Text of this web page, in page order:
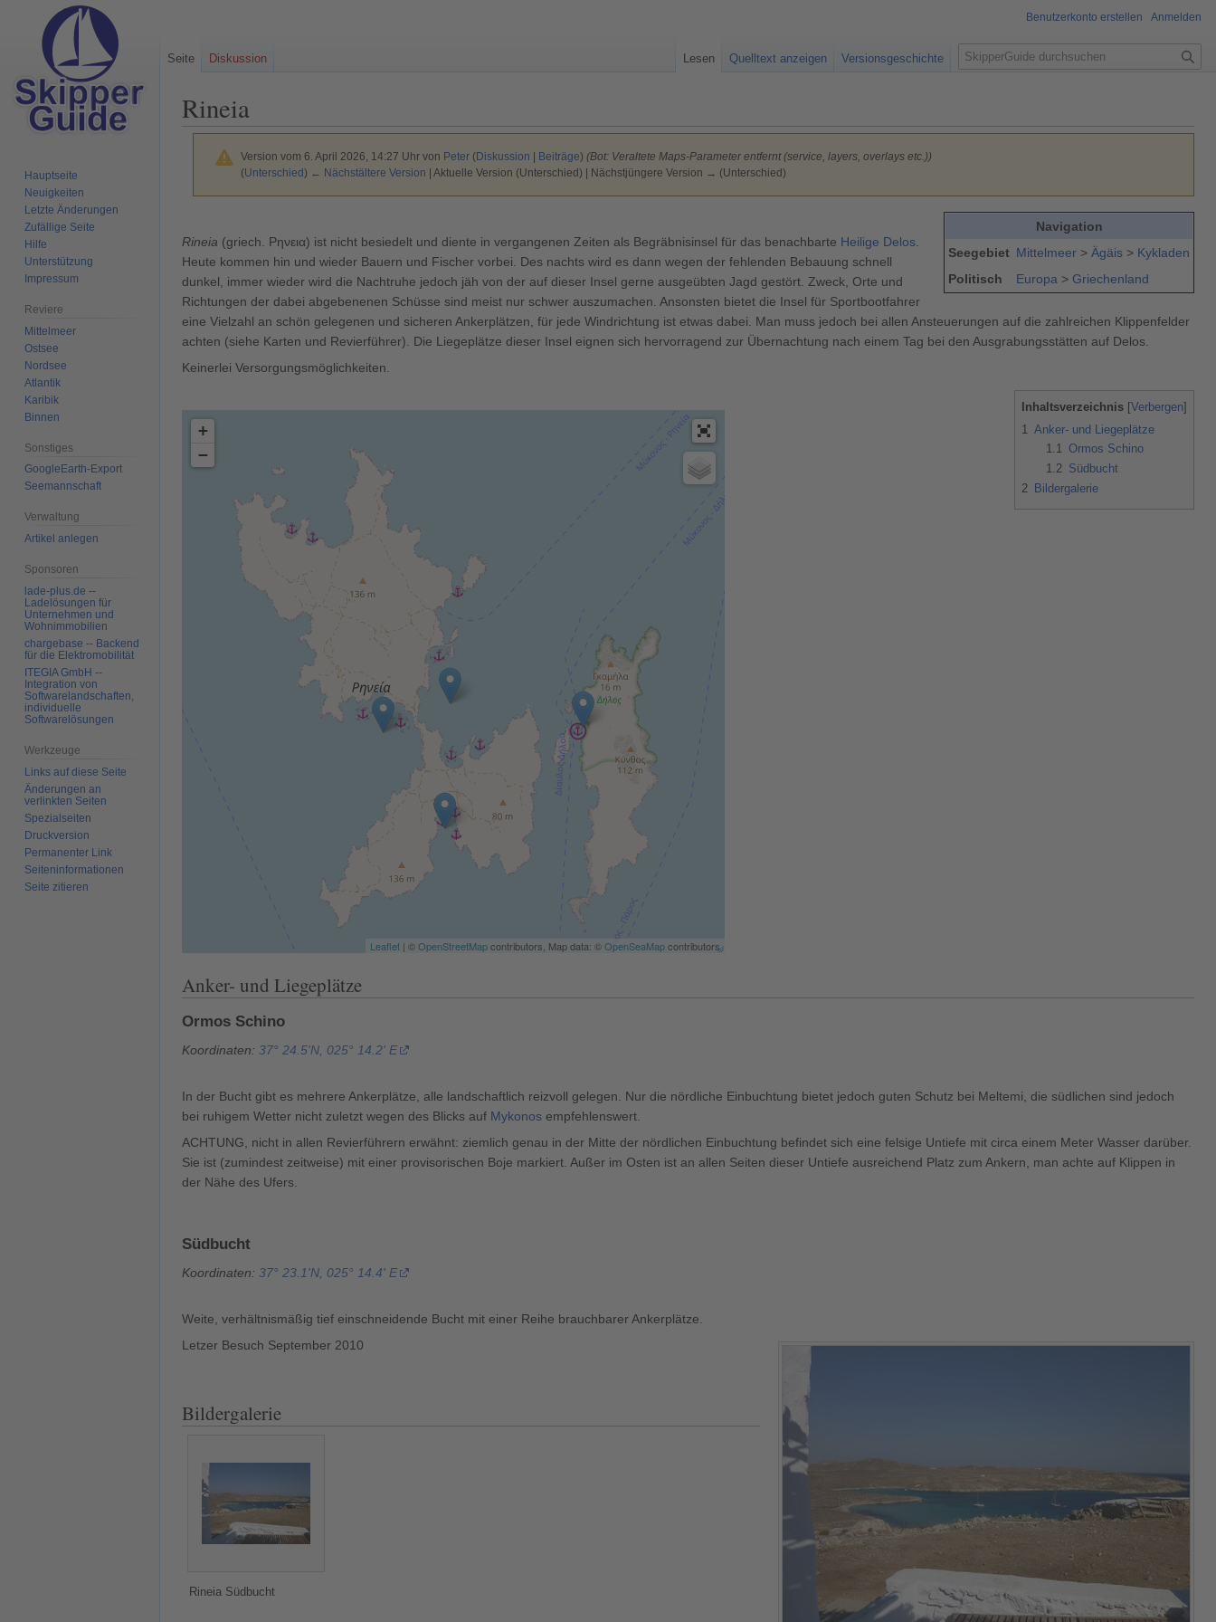
Rineia
Version vom 6. April 2026, 14:27 Uhr von Peter (Diskussion Beiträge) (Bot: Veraltete Maps-Parameter entfernt (service, layers, overlays etc.))
(Unterschied) ← Nächstältere Version | Aktuelle Version (Unterschied) | Nächstjüngere Version → (Unterschied)
Navigation
springen
Suche
springen
Navigation
Seegebiet Mittelmeer > Ägäis > Kykladen
Politisch
Europa > Griechenland
Rineia (griech. Ρηνεια) ist nicht besiedelt und diente in vergangenen Zeiten als Begräbnisinsel für das benachbarte Heilige Delos
Heute kommen hin und wieder Bauern und Fischer vorbei. Des nachts wird es dann wegen der fehlenden Bebauung schnell
dunkel, immer wieder wird die Nachtruhe jedoch jäh von der auf dieser Insel gerne ausgeübten Jagd gestört. Zweck, Orte und
Richtungen der dabei abgebenenen Schüsse sind meist nur schwer auszumachen. Ansonsten bietet die Insel für Sportbootfahrer
eine Vielzahl an schön gelegenen und sicheren Ankerplätzen, für jede Windrichtung ist etwas dabei. Man muss jedoch bei allen Ansteuerungen auf die zahlreichen Klippenfelder
achten (siehe Karten und Revierführer). Die Liegeplätze dieser Insel eignen sich hervorragend zur Übernachtung nach einem Tag bei den Ausgrabungsstätten auf Delos.
Keinerlei Versorgungsmöglichkeiten.
Inhaltsverzeichnis
1 Anker- und Liegeplätze
1.1 Ormos Schino
1.2 Südbucht
2 Bildergalerie
+
−
Leaflet | ©OpenStreetMapcontributors, Map data: ©OpenSeaMapcontributors
Anker- und Liegeplätze
Ormos Schino
Koordinaten: 37° 24.5'N, 025° 14.2' E
In der Bucht gibt es mehrere Ankerplätze, alle landschaftlich reizvoll gelegen. Nur die nördliche Einbuchtung bietet jedoch guten Schutz bei Meltemi, die südlichen sind jedoch
bei ruhigem Wetter nicht zuletzt wegen des Blicks auf Mykonos empfehlenswert.
ACHTUNG, nicht in allen Revierführern erwähnt: ziemlich genau in der Mitte der nördlichen Einbuchtung befindet sich eine felsige Untiefe mit circa einem Meter Wasser darüber.
Sie ist (zumindest zeitweise) mit einer provisorischen Boje markiert. Außer im Osten ist an allen Seiten dieser Untiefe ausreichend Platz zum Ankern, man achte auf Klippen in
der Nähe des Ufers.
Südbucht
Koordinaten: 37° 23.1'N, 025° 14.4' E
Weite, verhältnismäßig tief einschneidende Bucht mit einer Reihe brauchbarer Ankerplätze.
Letzer Besuch September 2010
Bildergalerie
Rineia Südbucht
Benutzerkonto erstellen Anmelden
Seite Diskussion Lesen Quelltext anzeigen Versionsgeschichte
S
u
e
Hauptseite
Neuigkeiten
Letzte Änderungen
Zufällige Seite
Hilfe
Unterstützung
Impressum
Reviere
Mittelmeer
Ostsee
Nordsee
Atlantik
Karibik
Binnen
Sonstiges
GoogleEarth-Export
Seemannschaft
Verwaltung
Artikel anlegen
Sponsoren
lade-plus.de --
Ladelösungen für
Unternehmen und
Wohnimmobilien
chargebase -- Backend
für die Elektromobilität
ITEGIA GmbH --
Integration von
Softwarelandschaften,
individuelle
Softwarelösungen
Werkzeuge
Links auf diese Seite
Änderungen an
verlinkten Seiten
Spezialseiten
Druckversion
Permanenter Link
Seiten­­informationen
Seite zitieren